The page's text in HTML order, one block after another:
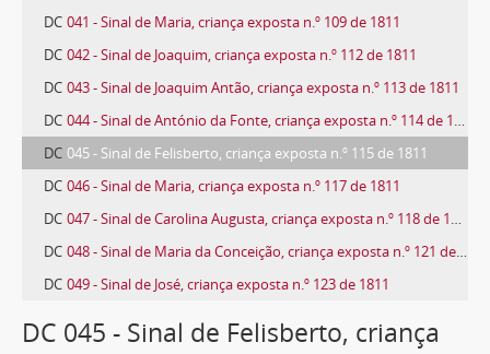
DC 041 - Sinal de Maria, criança exposta n.º 109 de 1811
DC 042 - Sinal de Joaquim, criança exposta n.º 112 de 1811
DC 043 - Sinal de Joaquim Antão, criança exposta n.º 113 de 1811
DC 044 - Sinal de António da Fonte, criança exposta n.º 114 de 1811
DC 045 - Sinal de Felisberto, criança exposta n.º 115 de 1811
DC 046 - Sinal de Maria, criança exposta n.º 117 de 1811
DC 047 - Sinal de Carolina Augusta, criança exposta n.º 118 de 1811
DC 048 - Sinal de Maria da Conceição, criança exposta n.º 121 de 1811
DC 049 - Sinal de José, criança exposta n.º 123 de 1811
DC 045 - Sinal de Felisberto, criança